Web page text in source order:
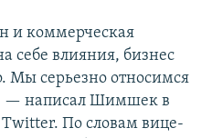
и коммерческая
себе влияния, бизнес
Мы серьезно относимся
— написал Шимшек в
По словам вице-